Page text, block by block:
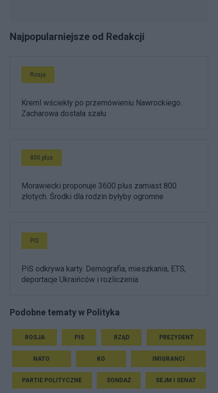
Najpopularniejsze od Redakcji
Rosja
Kreml wściekły po przemówieniu Nawrockiego.
Zacharowa dostała szału
800 plus
Morawiecki proponuje 3600 plus zamiast 800
złotych. Środki dla rodzin byłyby ogromne
PiS
PiS odkrywa karty. Demografia, mieszkania, ETS,
deportacje Ukraińców i rozliczenia
Podobne tematy w Polityka
ROSJA PIS RZĄD PREZYDENT
NATO KO IMIGRANCI
PARTIE POLITYCZNE SONDAŻ SEJM I SENAT